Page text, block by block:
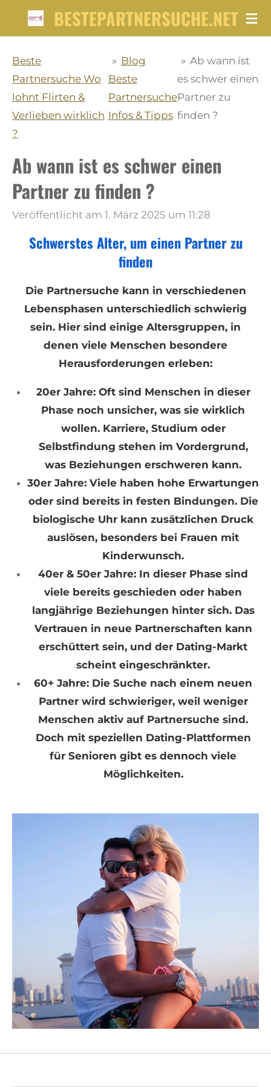
BESTEPARTNERSUCHE.NET
Beste
Partnersuche Wo
lohnt Flirten &
Verlieben wirklich
?
» Blog
Beste
Partnersuche
Infos & Tipps
» Ab wann ist
es schwer einen
Partner zu
finden ?
Ab wann ist es schwer einen
Partner zu finden ?
Veröffentlicht am 1. März 2025 um 11:28
Schwerstes Alter, um einen Partner zu
finden
Die Partnersuche kann in verschiedenen
Lebensphasen unterschiedlich schwierig
sein. Hier sind einige Altersgruppen, in
denen viele Menschen besondere
Herausforderungen erleben:
20er Jahre: Oft sind Menschen in dieser
Phase noch unsicher, was sie wirklich
wollen. Karriere, Studium oder
Selbstfindung stehen im Vordergrund,
was Beziehungen erschweren kann.
30er Jahre: Viele haben hohe Erwartungen
oder sind bereits in festen Bindungen. Die
biologische Uhr kann zusätzlichen Druck
auslösen, besonders bei Frauen mit
Kinderwunsch.
40er & 50er Jahre: In dieser Phase sind
viele bereits geschieden oder haben
langjährige Beziehungen hinter sich. Das
Vertrauen in neue Partnerschaften kann
erschüttert sein, und der Dating-Markt
scheint eingeschränkter.
60+ Jahre: Die Suche nach einem neuen
Partner wird schwieriger, weil weniger
Menschen aktiv auf Partnersuche sind.
Doch mit speziellen Dating-Plattformen
für Senioren gibt es dennoch viele
Möglichkeiten.